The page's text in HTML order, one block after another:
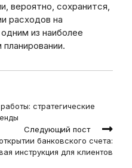
вероятно, сохранится,
расходов на
из наиболее
стратегические
Следующий пост
банковского счета:
инструкция для клиентов